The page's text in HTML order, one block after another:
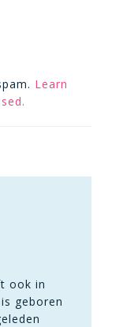
Learn
ook in
geboren